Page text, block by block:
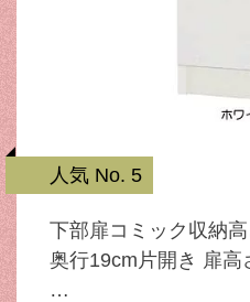
人気 No. 5
下部扉コミック収納
奥行19cm片開き 扉高
…